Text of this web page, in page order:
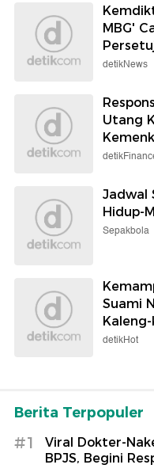
MBG'
detikNews
Utang
Jadwal
Hidup-
Sepakbola
Suami
detikHot
Berita Terpopuler
#1
Viral Dokter-
BPJS, Begini